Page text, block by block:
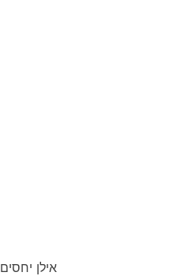
אילן יחסים